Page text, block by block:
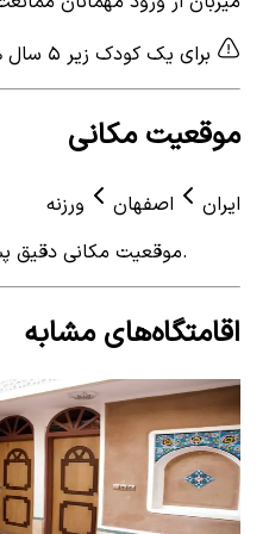
برای یک کودک زیر ۵ سال هزینه دریافت نمی‌شود.
موقعیت مکانی
ایران اصفهان
ورزنه
موقعیت مکانی دقیق پس از رزرو نمایش داده می‌شود.
اقامتگاه‌های مشابه
View details for
اجاره
- اتاق13
اجاره استراحتگاه بومگردی
0 اتاق خواب5 نفر